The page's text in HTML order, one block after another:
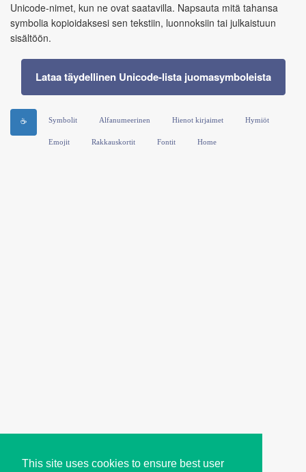
This site uses cookies to ensure best user
Unicode‑nimet, kun ne ovat saatavilla. Napsauta mitä tahansa
symbolia kopioidaksesi sen tekstiin, luonnoksiin tai julkaistuun
sisältöön.
Lataa täydellinen Unicode‑lista juomasymboleista
☕ Symbolit Alfanumeerinen Hienot kirjaimet Hymiöt
Emojit Rakkauskortit Fontit Home